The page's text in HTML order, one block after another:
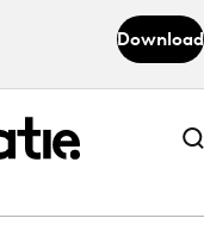
Download
Abonneer nu
Abonneer nu